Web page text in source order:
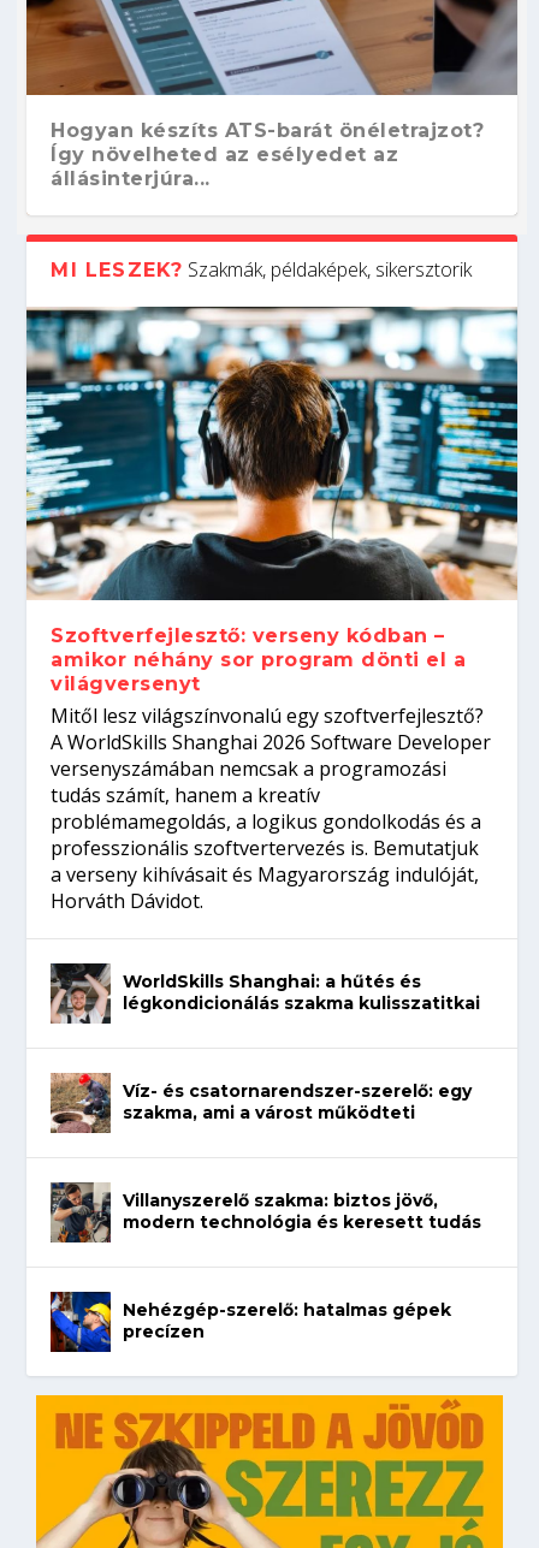
Hogyan készíts ATS-barát önéletrajzot?
Így növelheted az esélyedet az
állásinterjúra...
Kitalálod, mire használják ezeket a
gépeket?
Nem sikerült az egyetemi felvételi?
Tanulj szakmát!
Szoftverfejlesztő: verseny kódban –
amikor néhány sor program dönti el a
világversenyt...
Digitális detox – hogyan kapcsolódj ki
telefon nélkül?
MI LESZEK? Szakmák, példaképek, sikersztorik
Szoftverfejlesztő: verseny kódban –
amikor néhány sor program dönti el a
világversenyt
Mitől lesz világszínvonalú egy szoftverfejlesztő?
A WorldSkills Shanghai 2026 Software Developer
versenyszámában nemcsak a programozási
tudás számít, hanem a kreatív
problémamegoldás, a logikus gondolkodás és a
professzionális szoftvertervezés is. Bemutatjuk
a verseny kihívásait és Magyarország indulóját,
Horváth Dávidot.
WorldSkills Shanghai: a hűtés és
légkondicionálás szakma kulisszatitkai
Víz- és csatornarendszer-szerelő: egy
szakma, ami a várost működteti
Villanyszerelő szakma: biztos jövő,
modern technológia és keresett tudás
Nehézgép-szerelő: hatalmas gépek
precízen